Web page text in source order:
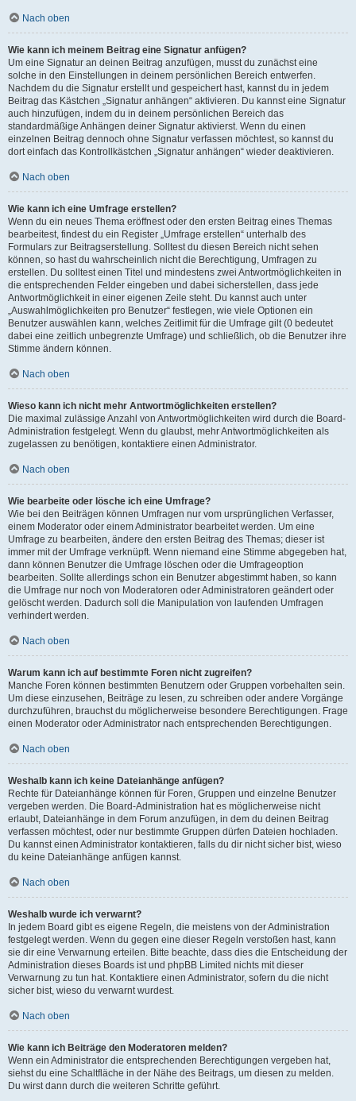
Nach oben
Wie kann ich meinem Beitrag eine Signatur anfügen?
Um eine Signatur an deinen Beitrag anzufügen, musst du zunächst eine
solche in den Einstellungen in deinem persönlichen Bereich entwerfen.
Nachdem du die Signatur erstellt und gespeichert hast, kannst du in jedem
Beitrag das Kästchen „Signatur anhängen“ aktivieren. Du kannst eine Signatur
auch hinzufügen, indem du in deinem persönlichen Bereich das
standardmäßige Anhängen deiner Signatur aktivierst. Wenn du einen
einzelnen Beitrag dennoch ohne Signatur verfassen möchtest, so kannst du
dort einfach das Kontrollkästchen „Signatur anhängen“ wieder deaktivieren.
Nach oben
Wie kann ich eine Umfrage erstellen?
Wenn du ein neues Thema eröffnest oder den ersten Beitrag eines Themas
bearbeitest, findest du ein Register „Umfrage erstellen“ unterhalb des
Formulars zur Beitragserstellung. Solltest du diesen Bereich nicht sehen
können, so hast du wahrscheinlich nicht die Berechtigung, Umfragen zu
erstellen. Du solltest einen Titel und mindestens zwei Antwortmöglichkeiten in
die entsprechenden Felder eingeben und dabei sicherstellen, dass jede
Antwortmöglichkeit in einer eigenen Zeile steht. Du kannst auch unter
„Auswahlmöglichkeiten pro Benutzer“ festlegen, wie viele Optionen ein
Benutzer auswählen kann, welches Zeitlimit für die Umfrage gilt (0 bedeutet
dabei eine zeitlich unbegrenzte Umfrage) und schließlich, ob die Benutzer ihre
Stimme ändern können.
Nach oben
Wieso kann ich nicht mehr Antwortmöglichkeiten erstellen?
Die maximal zulässige Anzahl von Antwortmöglichkeiten wird durch die Board-
Administration festgelegt. Wenn du glaubst, mehr Antwortmöglichkeiten als
zugelassen zu benötigen, kontaktiere einen Administrator.
Nach oben
Wie bearbeite oder lösche ich eine Umfrage?
Wie bei den Beiträgen können Umfragen nur vom ursprünglichen Verfasser,
einem Moderator oder einem Administrator bearbeitet werden. Um eine
Umfrage zu bearbeiten, ändere den ersten Beitrag des Themas; dieser ist
immer mit der Umfrage verknüpft. Wenn niemand eine Stimme abgegeben hat,
dann können Benutzer die Umfrage löschen oder die Umfrageoption
bearbeiten. Sollte allerdings schon ein Benutzer abgestimmt haben, so kann
die Umfrage nur noch von Moderatoren oder Administratoren geändert oder
gelöscht werden. Dadurch soll die Manipulation von laufenden Umfragen
verhindert werden.
Nach oben
Warum kann ich auf bestimmte Foren nicht zugreifen?
Manche Foren können bestimmten Benutzern oder Gruppen vorbehalten sein.
Um diese einzusehen, Beiträge zu lesen, zu schreiben oder andere Vorgänge
durchzuführen, brauchst du möglicherweise besondere Berechtigungen. Frage
einen Moderator oder Administrator nach entsprechenden Berechtigungen.
Nach oben
Weshalb kann ich keine Dateianhänge anfügen?
Rechte für Dateianhänge können für Foren, Gruppen und einzelne Benutzer
vergeben werden. Die Board-Administration hat es möglicherweise nicht
erlaubt, Dateianhänge in dem Forum anzufügen, in dem du deinen Beitrag
verfassen möchtest, oder nur bestimmte Gruppen dürfen Dateien hochladen.
Du kannst einen Administrator kontaktieren, falls du dir nicht sicher bist, wieso
du keine Dateianhänge anfügen kannst.
Nach oben
Weshalb wurde ich verwarnt?
In jedem Board gibt es eigene Regeln, die meistens von der Administration
festgelegt werden. Wenn du gegen eine dieser Regeln verstoßen hast, kann
sie dir eine Verwarnung erteilen. Bitte beachte, dass dies die Entscheidung der
Administration dieses Boards ist und phpBB Limited nichts mit dieser
Verwarnung zu tun hat. Kontaktiere einen Administrator, sofern du die nicht
sicher bist, wieso du verwarnt wurdest.
Nach oben
Wie kann ich Beiträge den Moderatoren melden?
Wenn ein Administrator die entsprechenden Berechtigungen vergeben hat,
siehst du eine Schaltfläche in der Nähe des Beitrags, um diesen zu melden.
Du wirst dann durch die weiteren Schritte geführt.